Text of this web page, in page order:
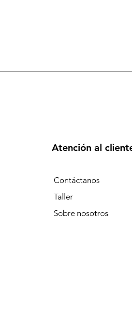
Atención al
Contáctanos
Taller
Sobrenosotros